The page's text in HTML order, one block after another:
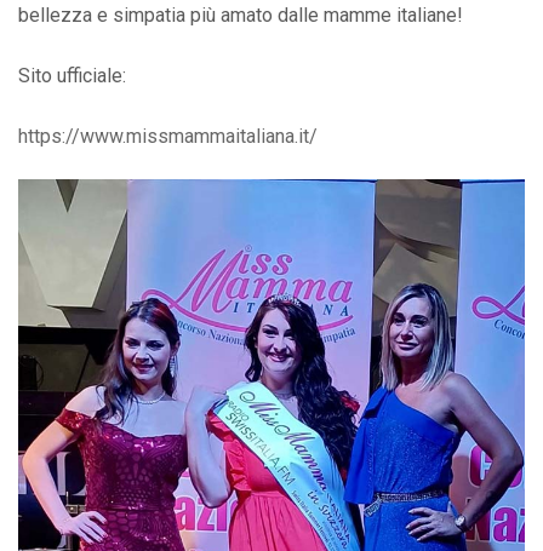
bellezza e simpatia più amato dalle mamme italiane!
Sito ufficiale:
https://www.missmammaitaliana.it/